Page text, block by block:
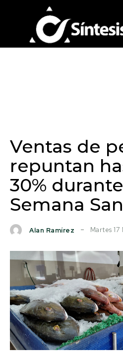
Ventas de
repuntan
30% durante
Semana
Alan Ramírez Martes